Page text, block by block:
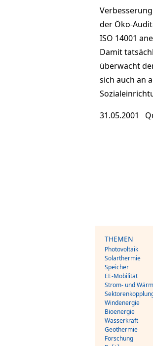
der Öko-
ISO 14001
Damit
überwacht
sich auch an
31.05.2001
THEMEN
Photovoltaik
Solarthermie
Speicher
EE-Mobilität
Strom- und
Windenergie
Bioenergie
Wasserkraft
Geothermie
Forschung